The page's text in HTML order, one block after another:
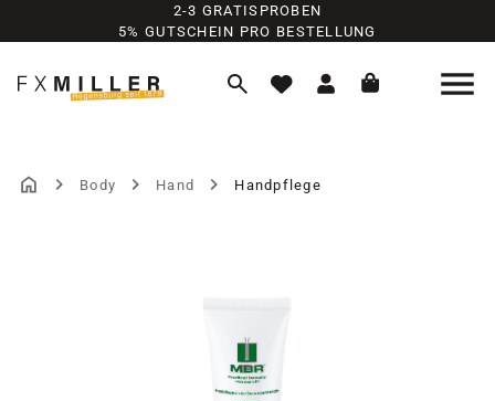
Zum Hauptinhalt springen
2-3 GRATISPROBEN
5% GUTSCHEIN PRO BESTELLUNG
Body Hand Handpflege